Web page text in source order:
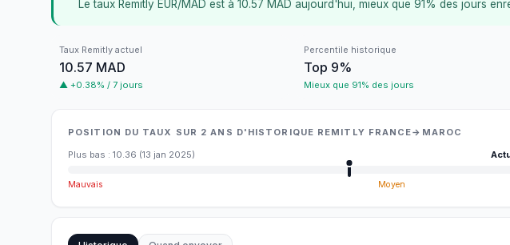
Le taux Remitly EUR/MAD est à 10.57 MAD aujourd'hui, mieux que 91% des jours
Taux Remitly actuel
10.57 MAD
▲ +0.38% / 7 jours
Percentile historique
Top 9%
Mieux que 91% des jours
POSITION DU TAUX SUR 2 ANS D'HISTORIQUE REMITLY FRANCE→MAROC
Plus bas : 10.36 (13 jan 2025)
Mauvais Moyen